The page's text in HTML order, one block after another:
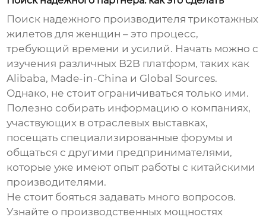
Поиск надежного производителя трикотажных
жилетов для женщин – это процесс,
требующий времени и усилий. Начать можно с
изучения различных B2B платформ, таких как
Alibaba, Made-in-China и Global Sources.
Однако, не стоит ограничиваться только ими.
Полезно собирать информацию о компаниях,
участвующих в отраслевых выставках,
посещать специализированные форумы и
общаться с другими предпринимателями,
которые уже имеют опыт работы с китайскими
производителями.
Не стоит бояться задавать много вопросов.
Узнайте о производственных мощностях